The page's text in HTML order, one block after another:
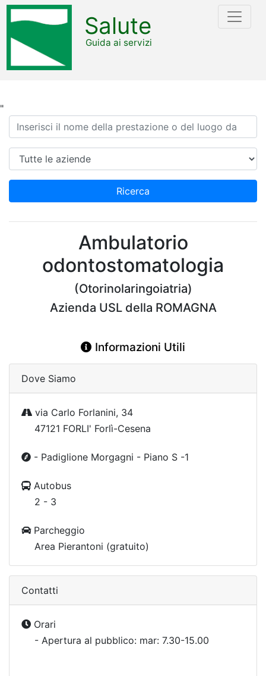
"
Salute
Guida ai servizi
Ricerca
Azienda
Ricerca
Ambulatorio
odontostomatologia
(Otorinolaringoiatria)
Azienda USL della ROMAGNA
Informazioni Utili
Dove Siamo
via Carlo Forlanini, 34
47121 FORLI' Forlì-Cesena
- Padiglione Morgagni - Piano S -1
Autobus
2 - 3
Parcheggio
Area Pierantoni (gratuito)
Contatti
Orari
- Apertura al pubblico: mar: 7.30-15.00